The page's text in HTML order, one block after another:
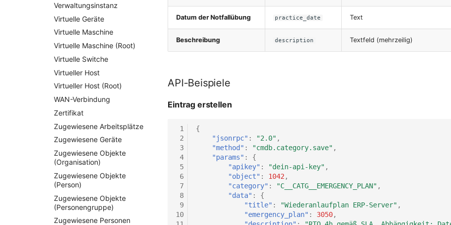
Verwaltungsinstanz
Virtuelle Geräte
Virtuelle Maschine
Virtuelle Maschine (Root)
Virtuelle Switche
Virtueller Host
Virtueller Host (Root)
WAN-Verbindung
Zertifikat
Zugewiesene Arbeitsplätze
Zugewiesene Geräte
Zugewiesene Objekte
(Organisation)
Zugewiesene Objekte
(Person)
Zugewiesene Objekte
(Personengruppe)
Zugewiesene Personen
Datum der Notfallübung practice_date Text
Beschreibung description Textfeld (mehrzeilig)
API-Beispiele
Eintrag erstellen
1
2
3
4
5
6
7
8
9
10
{
"jsonrpc" : "2.0" ,
"method" : "cmdb.category.save" ,
"params" :
{
"apikey" : "dein-api-key" ,
"object" : 1042,
"category" : "C__CATG__EMERGENCY_PLAN" ,
"data" :
{
"title" : "Wiederanlaufplan ERP-Server" ,
"emergency_plan" : 3050,